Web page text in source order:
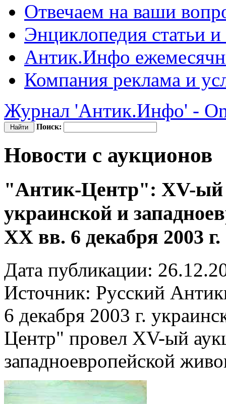
Отвечаем на ваши
Энциклопедия статьи
Антик.Инфо
Компания реклама и
Журнал 'Антик.Инфо' -
Поиск:
Новости с аукционов
"Антик-Центр": XV-ый
украинской и
XX вв. 6 декабря 2003 г.
Дата публикации:
Источник: Русский
6 декабря 2003 г.
Центр" провел XV-ый
западноевропейской